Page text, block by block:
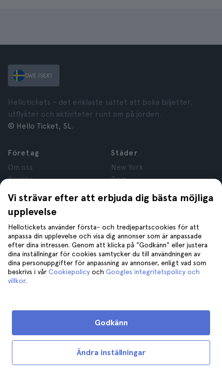
Vi strävar efter att erbjuda dig bästa möjliga
upplevelse
Hellotickets använder första- och tredjepartscookies för att
anpassa din upplevelse och visa dig annonser som är anpassade
efter dina intressen. Genom att klicka på "Godkänn" eller justera
dina inställningar för cookies samtycker du till användningen av
dina personuppgifter för anpassning av annonser, enligt vad som
beskrivs i vår Cookiepolicy och Googles integritetspolicy och
villkor.
Ändra inställningar
Godkänn
SWE (SEK)
Hellotickets – det enklaste sättet att boka biljetter,
utflykter och aktiviteter runt om på jorden.
© Hello Ticket, SL.
Företag
Om oss
Karriär
Recensioner
Sekretess
Regler och villkor
Juridisk Rådgivning
Cookies
Städer
New York
Rom
London
Kraków
Tenerife
Hjälp
Gå med oss på